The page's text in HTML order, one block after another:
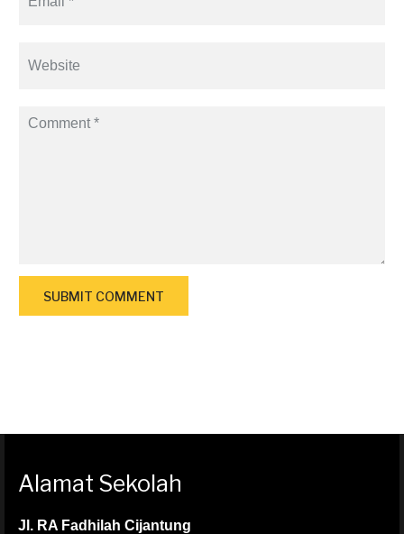
Alamat Sekolah
Jl. RA Fadhilah Cijantung